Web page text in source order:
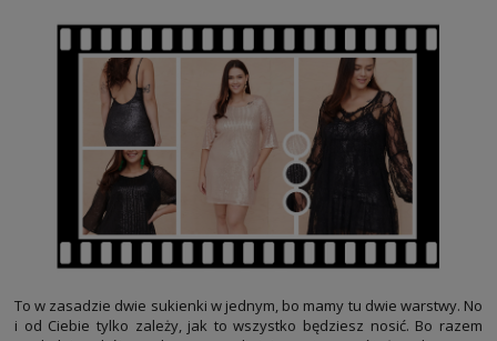
To w zasadzie dwie sukienki w jednym, bo mamy tu dwie warstwy. No
i od Ciebie tylko zależy, jak to wszystko będziesz nosić. Bo razem